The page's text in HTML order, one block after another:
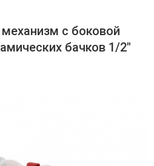
с боковой
бачков 1/2"